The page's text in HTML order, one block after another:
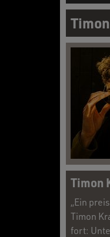
Timon
„Ein
Timon
fort: